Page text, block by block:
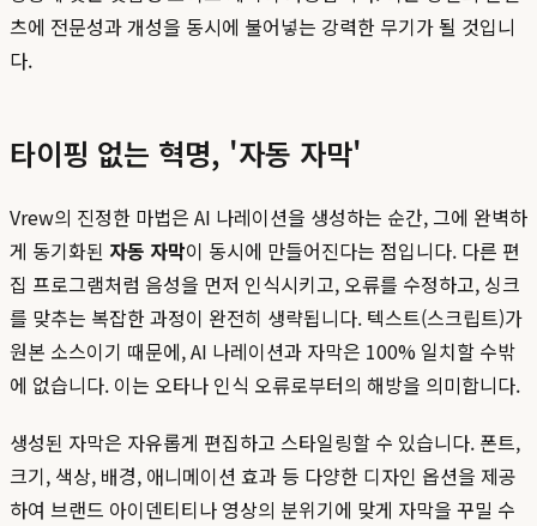
츠에 전문성과 개성을 동시에 불어넣는 강력한 무기가 될 것입니
다.
타이핑 없는 혁명, '자동 자막'
Vrew의 진정한 마법은 AI 나레이션을 생성하는 순간, 그에 완벽하
게 동기화된 자동 자막이 동시에 만들어진다는 점입니다. 다른 편
집 프로그램처럼 음성을 먼저 인식시키고, 오류를 수정하고, 싱크
를 맞추는 복잡한 과정이 완전히 생략됩니다. 텍스트(스크립트)가
원본 소스이기 때문에, AI 나레이션과 자막은 100% 일치할 수밖
에 없습니다. 이는 오타나 인식 오류로부터의 해방을 의미합니다.
생성된 자막은 자유롭게 편집하고 스타일링할 수 있습니다. 폰트,
크기, 색상, 배경, 애니메이션 효과 등 다양한 디자인 옵션을 제공
하여 브랜드 아이덴티티나 영상의 분위기에 맞게 자막을 꾸밀 수